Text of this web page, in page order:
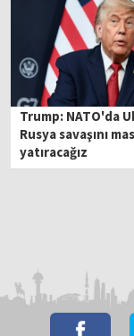
Trump: NATO'da
Rusya savaşını
yatıracağız